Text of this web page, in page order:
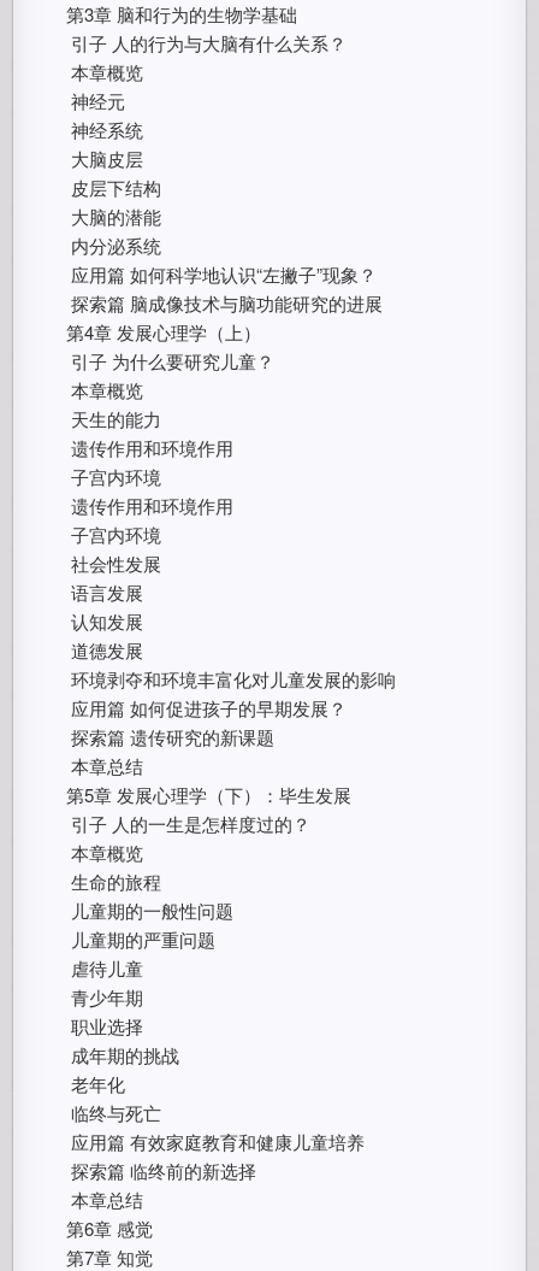
第3章 脑和行为的生物学基础
引子 人的行为与大脑有什么关系？
本章概览
神经元
神经系统
大脑皮层
皮层下结构
大脑的潜能
内分泌系统
应用篇 如何科学地认识“左撇子”现象？
探索篇 脑成像技术与脑功能研究的进展
第4章 发展心理学（上）
引子 为什么要研究儿童？
本章概览
天生的能力
遗传作用和环境作用
子宫内环境
遗传作用和环境作用
子宫内环境
社会性发展
语言发展
认知发展
道德发展
环境剥夺和环境丰富化对儿童发展的影响
应用篇 如何促进孩子的早期发展？
探索篇 遗传研究的新课题
本章总结
第5章 发展心理学（下）：毕生发展
引子 人的一生是怎样度过的？
本章概览
生命的旅程
儿童期的一般性问题
儿童期的严重问题
虐待儿童
青少年期
职业选择
成年期的挑战
老年化
临终与死亡
应用篇 有效家庭教育和健康儿童培养
探索篇 临终前的新选择
本章总结
第6章 感觉
第7章 知觉